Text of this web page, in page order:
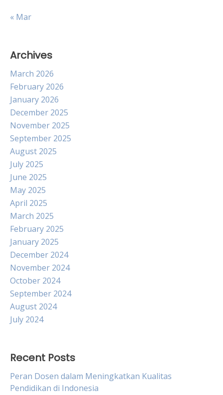
« Mar
Archives
March 2026
February 2026
January 2026
December 2025
November 2025
September 2025
August 2025
July 2025
June 2025
May 2025
April 2025
March 2025
February 2025
January 2025
December 2024
November 2024
October 2024
September 2024
August 2024
July 2024
Recent Posts
Peran Dosen dalam Meningkatkan Kualitas
Pendidikan di Indonesia